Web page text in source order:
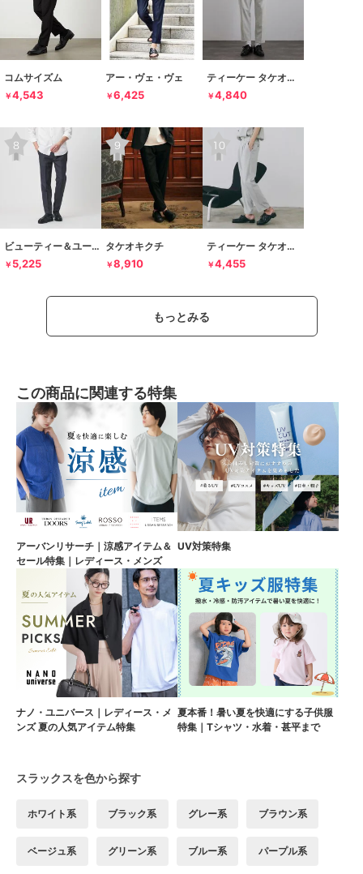
コムサイズム
￥4,543
アー・ヴェ・ヴェ
￥6,425
ティーケー タケオキクチ
￥4,840
ビューティー＆ユース ユナイテッドアローズ
￥ 5,225
タケオキクチ
￥8,910
ティーケー タケオキクチ
￥4,455
もっとみる
この商品に関連する特集
アーバンリサーチ｜涼感アイテム＆
セール特集｜レディース・メンズ
UV対策特集
ナノ・ユニバース｜レディース・メ
ンズ 夏の人気アイテム特集
夏本番！暑い夏を快適にする子供服
特集｜Tシャツ・水着・甚平まで
スラックスを色から探す
ホワイト系 ブラック系 グレー系 ブラウン系
ベージュ系 グリーン系 ブルー系 パープル系